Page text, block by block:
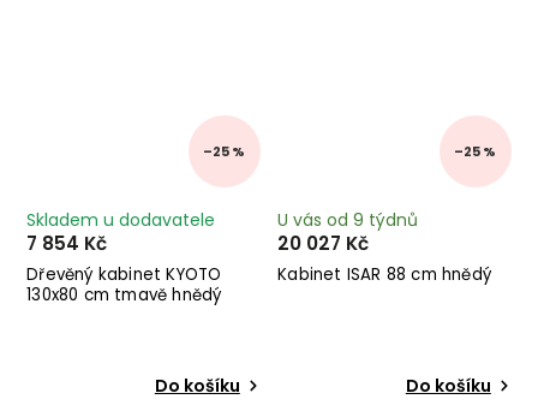
–25 %
Dřevěný kabinet KYOTO
130x80 cm tmavě hnědý
Skladem u dodavatele
7 854 Kč
Do košíku
–25 %
Kabinet ISAR 88 cm hnědý
U vás od 9 týdnů
20 027 Kč
Do košíku